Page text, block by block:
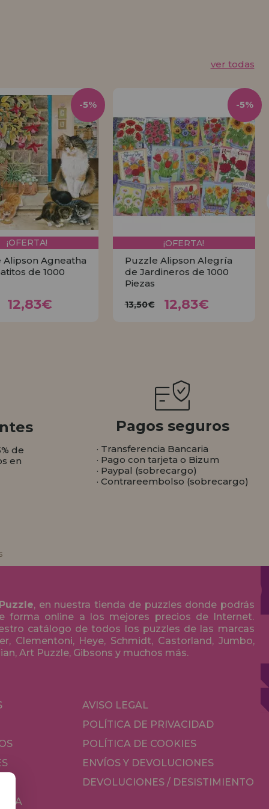
ver todas
¡OFERTA!
Alipson Agneatha
de 1000
12,83€
-5%
¡OFERTA!
Puzzle Alipson Alegría
de Jardineros de 1000
Piezas
13,50€ 12,83€
-5%
de
en
Pagos seguros
· Transferencia Bancaria
· Pago con tarjeta o Bizum
· Paypal (sobrecargo)
· Contrareembolso (sobrecargo)
, en nuestra tienda de puzzles donde podrás
forma online a los mejores precios de Internet.
catálogo de todos los puzzles de las marcas
Clementoni, Heye, Schmidt, Castorland, Jumbo,
Art Puzzle, Gibsons y muchos más.
AVISO LEGAL
POLÍTICA DE PRIVACIDAD
POLÍTICA DE COOKIES
ENVÍOS Y DEVOLUCIONES
DEVOLUCIONES / DESISTIMIENTO